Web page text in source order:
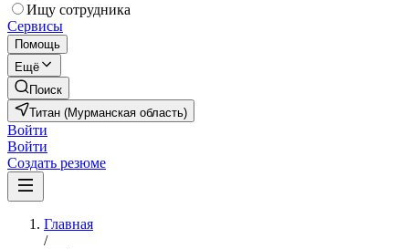
Ищу сотрудника
Сервисы
Помощь
Ещё
Поиск
Титан (Мурманская область)
Войти
Войти
Создать резюме
Главная
/